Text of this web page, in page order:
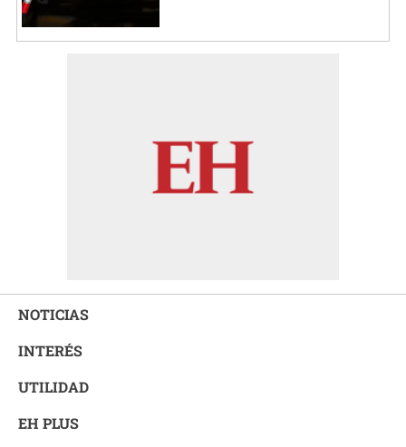
NOTICIAS
INTERÉS
UTILIDAD
EH PLUS